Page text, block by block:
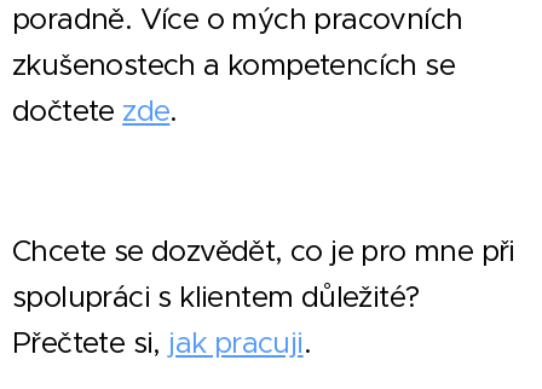
poradně. Více o mých pracovních
zkušenostech a kompetencích se
dočtete zde.
Chcete se dozvědět, co je pro mne při
spolupráci s klientem důležité?
Přečtete si, jak pracuji.